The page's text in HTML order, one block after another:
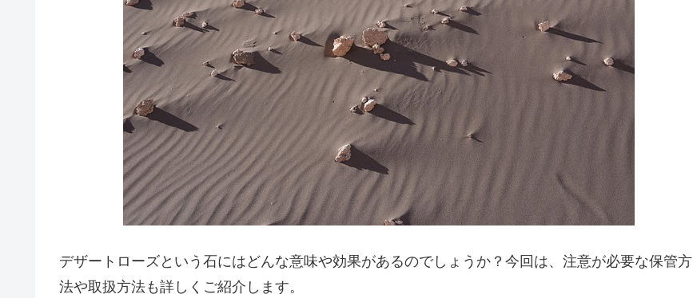
デザートローズという石にはどんな意味や効果があるのでしょうか？今回は、注意が必要な保管方
法や取扱方法も詳しくご紹介します。